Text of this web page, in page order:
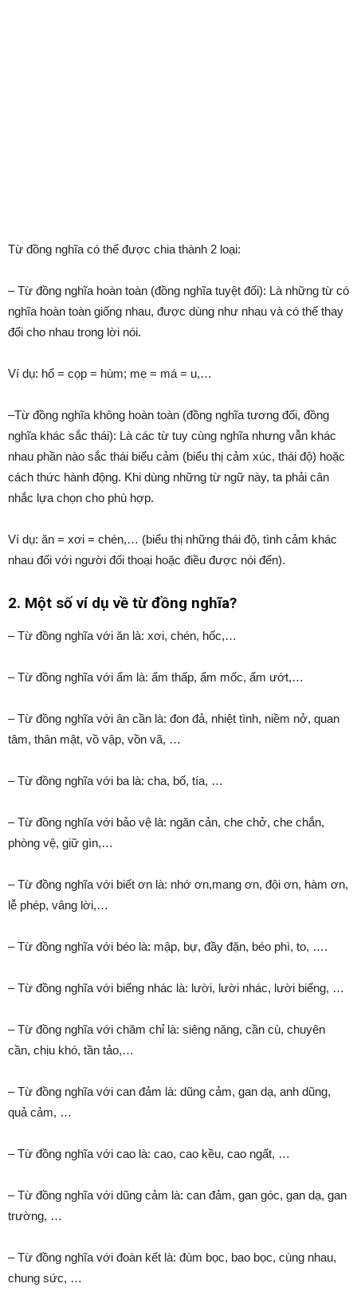
Từ đồng nghĩa có thể được chia thành 2 loại:
– Từ đồng nghĩa hoàn toàn (đồng nghĩa tuyệt đối): Là những từ có
nghĩa hoàn toàn giống nhau, được dùng như nhau và có thể thay
đổi cho nhau trong lời nói.
Ví dụ: hổ = cọp = hùm; mẹ = má = u,…
–Từ đồng nghĩa không hoàn toàn (đồng nghĩa tương đối, đồng
nghĩa khác sắc thái): Là các từ tuy cùng nghĩa nhưng vẫn khác
nhau phần nào sắc thái biểu cảm (biểu thị cảm xúc, thái độ) hoặc
cách thức hành động. Khi dùng những từ ngữ này, ta phải cân
nhắc lựa chọn cho phù hợp.
Ví dụ: ăn = xơi = chén,… (biểu thị những thái độ, tình cảm khác
nhau đối với người đối thoại hoặc điều được nói đến).
2. Một số ví dụ về từ đồng nghĩa?
– Từ đồng nghĩa với ăn là: xơi, chén, hốc,…
– Từ đồng nghĩa với ẩm là: ẩm thấp, ẩm mốc, ẩm ướt,…
– Từ đồng nghĩa với ân cần là: đon đả, nhiệt tình, niềm nở, quan
tâm, thân mật, vồ vập, vồn vã, …
– Từ đồng nghĩa với ba là: cha, bố, tía, …
– Từ đồng nghĩa với bảo vệ là: ngăn cản, che chở, che chắn,
phòng vệ, giữ gìn,…
– Từ đồng nghĩa với biết ơn là: nhớ ơn,mang ơn, đội ơn, hàm ơn,
lễ phép, vâng lời,…
– Từ đồng nghĩa với béo là: mập, bự, đầy đặn, béo phì, to, ….
– Từ đồng nghĩa với biếng nhác là: lười, lười nhác, lười biếng, …
– Từ đồng nghĩa với chăm chỉ là: siêng năng, cần cù, chuyên
cần, chịu khó, tần tảo,…
– Từ đồng nghĩa với can đảm là: dũng cảm, gan dạ, anh dũng,
quả cảm, …
– Từ đồng nghĩa với cao là: cao, cao kều, cao ngất, …
– Từ đồng nghĩa với dũng cảm là: can đảm, gan góc, gan dạ, gan
trường, …
– Từ đồng nghĩa với đoàn kết là: đùm bọc, bao bọc, cùng nhau,
chung sức, …